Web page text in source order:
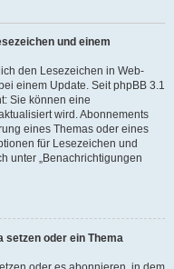
und einem
den Lesezeichen in Web-
einem Update. Seit phpBB 3.1
Sie können eine
wird. Abonnements
eines Themas oder eines
für Lesezeichen und
unter „Benachrichtigungen
setzen oder ein Thema